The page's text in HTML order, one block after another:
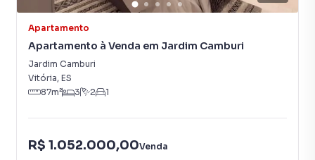
Apartamento
Apartamento à Venda em Jardim Camburi
Jardim Camburi
Vitória, ES
87m² 3 2 1
R$ 1.052.000,00Venda